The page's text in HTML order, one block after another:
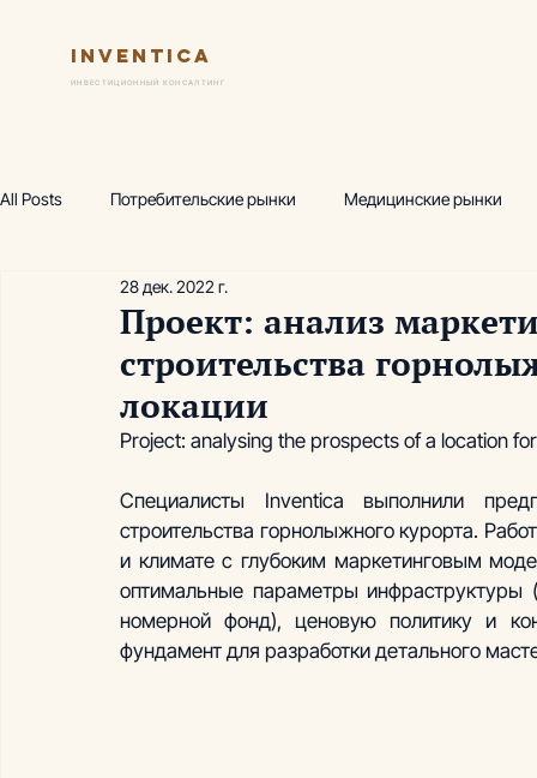
Inventica
ИНВЕСТИЦИОННЫЙ КОНСАЛТИНГ
All Posts Потребительские рынки Медицинские рынки
Финансовая модель
Проект: анализ
строительства
локации
28 дек. 2022 г.
Project: analysing the prospects of a location
Специалисты Inventica выполнили
строительства горнолыжного курорта.
и климате с глубоким маркетинговым
оптимальные параметры инфраструктуры
номерной фонд), ценовую политику и
фундамент для разработки детального